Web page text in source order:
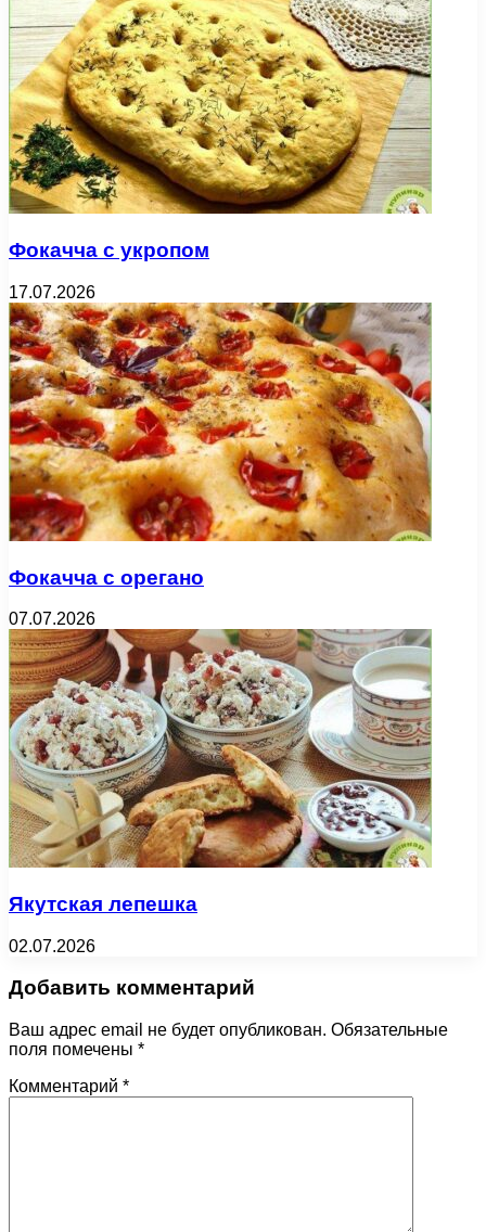
Фокачча с укропом
17.07.2026
Фокачча с орегано
07.07.2026
Якутская лепешка
02.07.2026
Добавить комментарий
Ваш адрес email не будет опубликован. Обязательные
поля помечены *
Комментарий *